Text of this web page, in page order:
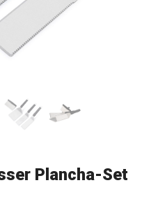
Plancha-Set